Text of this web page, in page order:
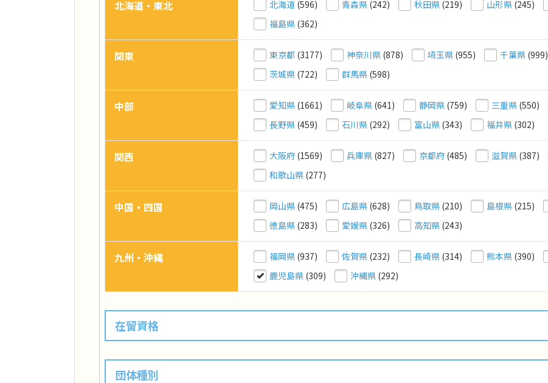
北海道・東北 北海道 (596) 青森県 (242) 秋田県 (219) 山形県 (245)
福島県 (362)
関東 東京都 (3177) 神奈川県 (878) 埼玉県 (955) 千葉県 (999)
茨城県 (722) 群馬県 (598)
中部 愛知県 (1661) 岐阜県 (641) 静岡県 (759) 三重県 (550)
長野県 (459) 石川県 (292) 富山県 (343) 福井県 (302)
関西 大阪府 (1569) 兵庫県 (827) 京都府 (485) 滋賀県 (387)
和歌山県 (277)
中国・四国 岡山県 (475) 広島県 (628) 鳥取県 (210) 島根県 (215)
徳島県 (283) 愛媛県 (326) 高知県 (243)
九州・沖縄 福岡県 (937) 佐賀県 (232) 長崎県 (314) 熊本県 (390)
鹿児島県 (309) 沖縄県 (292)
在留資格
団体種別